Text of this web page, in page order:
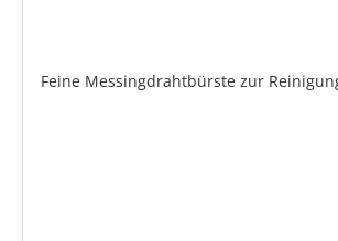
Feine Messingdrahtbürste zur